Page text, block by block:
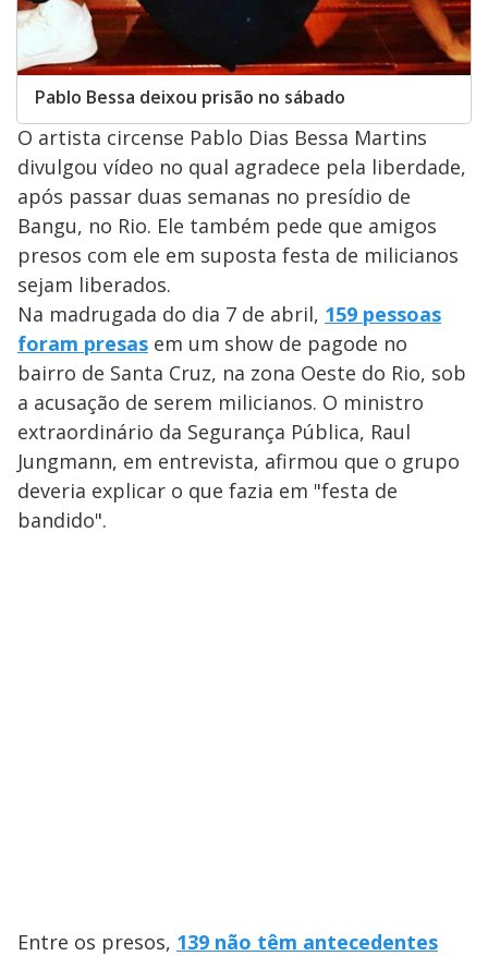
Pablo Bessa deixou prisão no sábado
O artista circense Pablo Dias Bessa Martins
divulgou vídeo no qual agradece pela liberdade,
após passar duas semanas no presídio de
Bangu, no Rio. Ele também pede que amigos
presos com ele em suposta festa de milicianos
sejam liberados.
Na madrugada do dia 7 de abril, 159 pessoas
foram presas em um show de pagode no
bairro de Santa Cruz, na zona Oeste do Rio, sob
a acusação de serem milicianos. O ministro
extraordinário da Segurança Pública, Raul
Jungmann, em entrevista, afirmou que o grupo
deveria explicar o que fazia em "festa de
bandido".
Entre os presos, 139 não têm antecedentes